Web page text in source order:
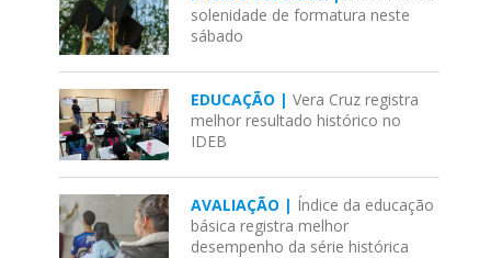
solenidade de formatura neste
sábado
EDUCAÇÃO |Vera Cruz registra
melhor resultado histórico no
IDEB
AVALIAÇÃO | Índice da educação
básica registra melhor
desempenho da série histórica